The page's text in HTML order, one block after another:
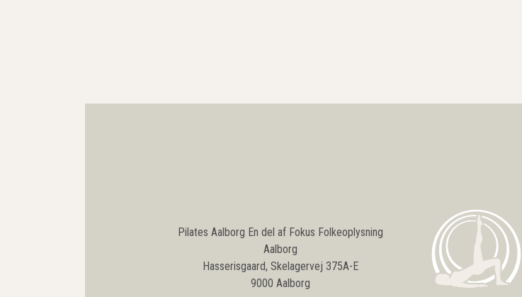
Pilates Aalborg En del af Fokus Folkeoplysning
Aalborg
Hasserisgaard, Skelagervej 375A-E
9000 Aalborg